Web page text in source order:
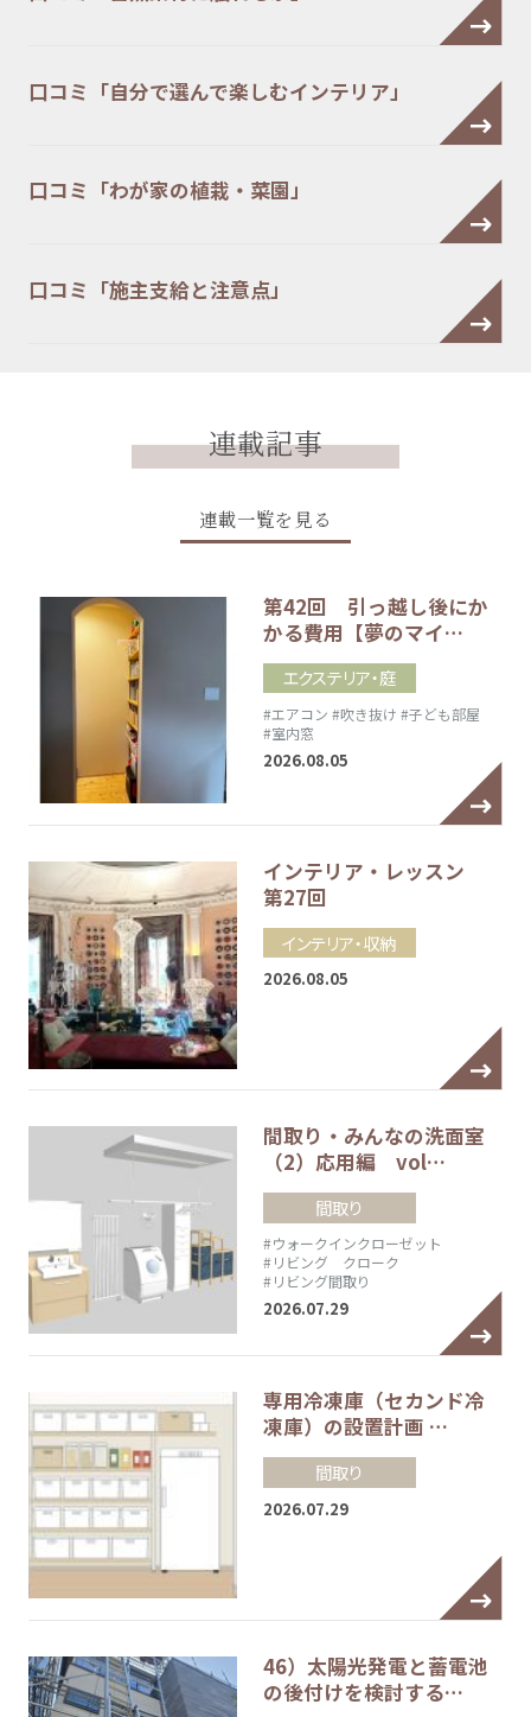
口コミ「自分で選んで楽しむインテリア」
口コミ「わが家の植栽・菜園」
口コミ「施主支給と注意点」
連載記事
連載一覧を見る
第42回 引っ越し後にか
かる費用【夢のマイ…
エクステリア・庭
#エアコン #吹き抜け #子ども部屋
#室内窓
2026.08.05
インテリア・レッスン
第27回
インテリア・収納
2026.08.05
間取り・みんなの洗面室
（2）応用編 vol…
間取り
#ウォークインクローゼット
#リビング クローク
#リビング間取り
2026.07.29
専用冷凍庫（セカンド冷
凍庫）の設置計画 …
間取り
2026.07.29
46）太陽光発電と蓄電池
の後付けを検討する…